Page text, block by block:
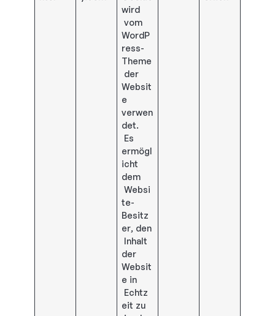
wird
vom
WordP
ress-
Theme
der
Websit
e
verwen
det.
Es
ermögl
icht
dem
Websi
te-
Besitz
er, den
Inhalt
der
Websit
e in
Echtz
eit zu